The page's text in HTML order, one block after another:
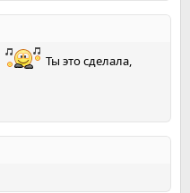
Ты это сделала,